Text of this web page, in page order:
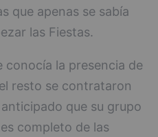
que apenas se sabía
las Fiestas.
conocía la presencia de
resto se contrataron
que su grupo
completo de las